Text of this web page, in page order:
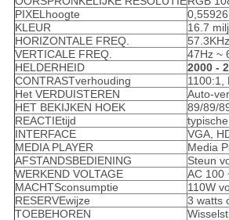
PIXELhoogte
KLEUR
16.7
HORIZONTALE FREQ.
VERTICALE FREQ.
47Hz ~
HELDERHEID
2000 -
CONTRASTverhouding
1100:1,
Het VERDUISTEREN
Auto-
HET BEKIJKEN HOEK
89/89/
REACTIEtijd
INTERFACE
VGA,
MEDIA PLAYER
Media
AFSTANDSBEDIENING
Steun
WERKEND VOLTAGE
AC 100
MACHTSconsumptie
110W
RESERVEwijze
3 watts
TOEBEHOREN